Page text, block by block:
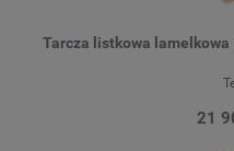
Tarcza listkowa lamelkowa
21